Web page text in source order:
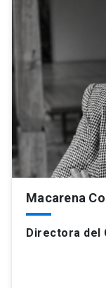
Macarena
Directora del